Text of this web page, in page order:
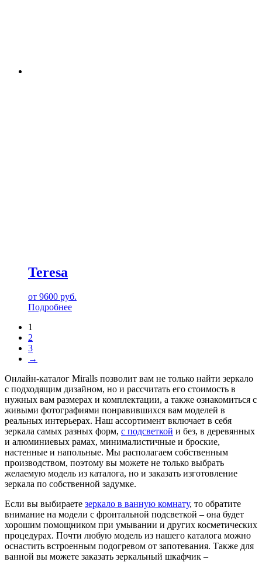
Teresa
от 9600 руб.
Подробнее
1
2
3
→
Онлайн-каталог Miralls позволит вам не только найти зеркало
с подходящим дизайном, но и рассчитать его стоимость в
нужных вам размерах и комплектации, а также ознакомиться с
живыми фотографиями понравившихся вам моделей в
реальных интерьерах. Наш ассортимент включает в себя
зеркала самых разных форм, с подсветкой и без, в деревянных
и алюминиевых рамах, минималистичные и броские,
настенные и напольные. Мы располагаем собственным
производством, поэтому вы можете не только выбрать
желаемую модель из каталога, но и заказать изготовление
зеркала по собственной задумке.
Если вы выбираете зеркало в ванную комнату, то обратите
внимание на модели с фронтальной подсветкой – она будет
хорошим помощником при умывании и других косметических
процедурах. Почти любую модель из нашего каталога можно
оснастить встроенным подогревом от запотевания. Также для
ванной вы можете заказать зеркальный шкафчик –